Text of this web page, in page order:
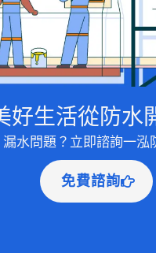
好生活從防水
漏水問題？立即諮詢一泓
免費諮詢